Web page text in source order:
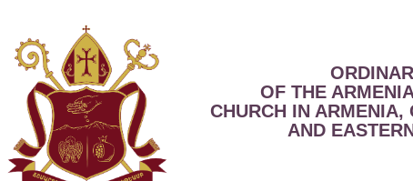
OF THE
CHURCH IN
AND